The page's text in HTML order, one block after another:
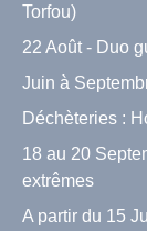
Torfou)
22 Août - Duo
Juin à
Déchèteries :
18 au 20
extrêmes
A partir du 15